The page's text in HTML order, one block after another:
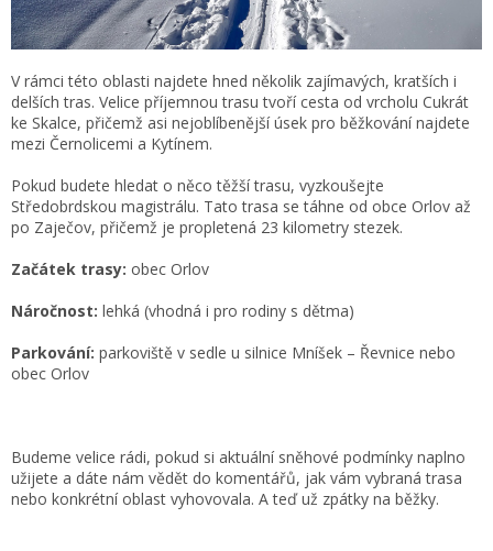
V rámci této oblasti najdete hned několik zajímavých, kratších i
delších tras. Velice příjemnou trasu tvoří cesta od vrcholu Cukrát
ke Skalce, přičemž asi nejoblíbenější úsek pro běžkování najdete
mezi Černolicemi a Kytínem.
Pokud budete hledat o něco těžší trasu, vyzkoušejte
Středobrdskou magistrálu. Tato trasa se táhne od obce Orlov až
po Zaječov, přičemž je propletená 23 kilometry stezek.
Začátek trasy: obec Orlov
Náročnost: lehká (vhodná i pro rodiny s dětma)
Parkování: parkoviště v sedle u silnice Mníšek – Řevnice nebo
obec Orlov
Budeme velice rádi, pokud si aktuální sněhové podmínky naplno
užijete a dáte nám vědět do komentářů, jak vám vybraná trasa
nebo konkrétní oblast vyhovovala. A teď už zpátky na běžky.